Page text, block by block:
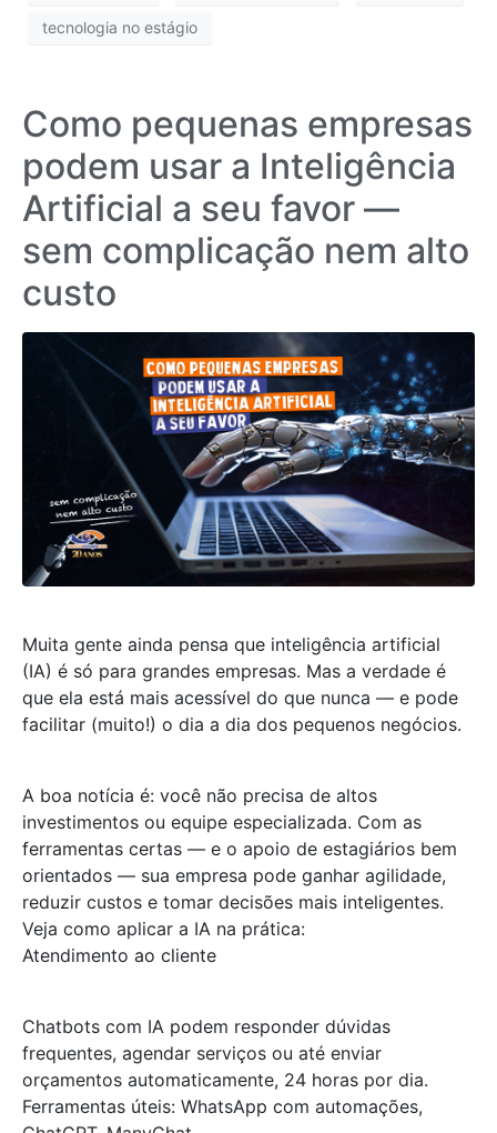
tecnologia no estágio
Como pequenas empresas
podem usar a Inteligência
Artificial a seu favor —
sem complicação nem alto
custo
Muita gente ainda pensa que inteligência artificial
(IA) é só para grandes empresas. Mas a verdade é
que ela está mais acessível do que nunca — e pode
facilitar (muito!) o dia a dia dos pequenos negócios.
A boa notícia é: você não precisa de altos
investimentos ou equipe especializada. Com as
ferramentas certas — e o apoio de estagiários bem
orientados — sua empresa pode ganhar agilidade,
reduzir custos e tomar decisões mais inteligentes.
Veja como aplicar a IA na prática:
Atendimento ao cliente
Chatbots com IA podem responder dúvidas
frequentes, agendar serviços ou até enviar
orçamentos automaticamente, 24 horas por dia.
Ferramentas úteis: WhatsApp com automações,